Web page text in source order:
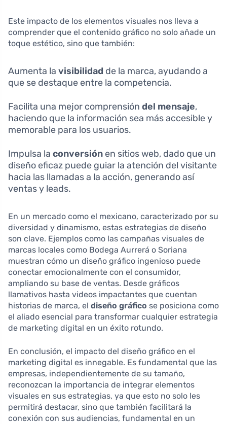
Este impacto de los elementos visuales nos lleva a
comprender que el contenido gráfico no solo añade un
toque estético, sino que también:
Aumenta la visibilidad de la marca, ayudando a
que se destaque entre la competencia.
Facilita una mejor comprensión del mensaje,
haciendo que la información sea más accesible y
memorable para los usuarios.
Impulsa la conversión en sitios web, dado que un
diseño eficaz puede guiar la atención del visitante
hacia las llamadas a la acción, generando así
ventas y leads.
En un mercado como el mexicano, caracterizado por su
diversidad y dinamismo, estas estrategias de diseño
son clave. Ejemplos como las campañas visuales de
marcas locales como Bodega Aurrerá o Soriana
muestran cómo un diseño gráfico ingenioso puede
conectar emocionalmente con el consumidor,
ampliando su base de ventas. Desde gráficos
llamativos hasta videos impactantes que cuentan
historias de marca, el diseño gráfico se posiciona como
el aliado esencial para transformar cualquier estrategia
de marketing digital en un éxito rotundo.
En conclusión, el impacto del diseño gráfico en el
marketing digital es innegable. Es fundamental que las
empresas, independientemente de su tamaño,
reconozcan la importancia de integrar elementos
visuales en sus estrategias, ya que esto no solo les
permitirá destacar, sino que también facilitará la
conexión con sus audiencias, fundamental en un